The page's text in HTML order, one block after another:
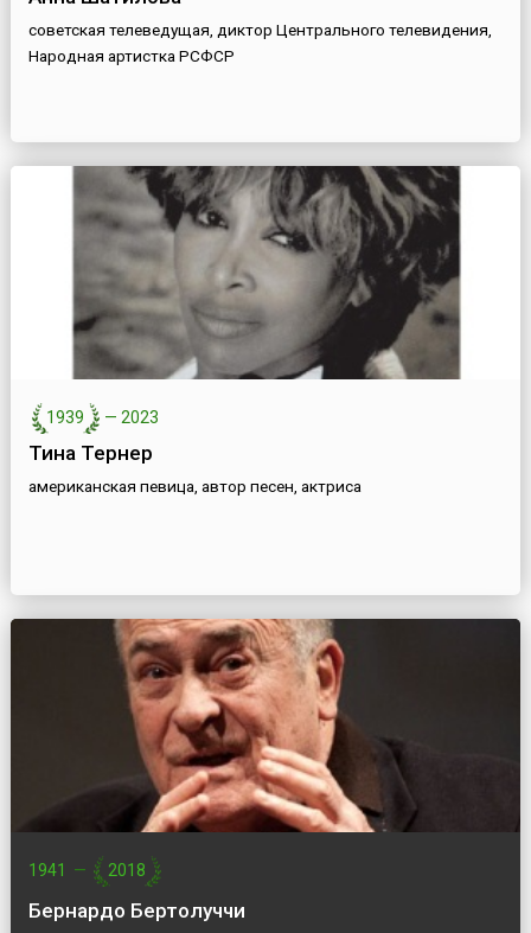
советская телеведущая, диктор Центрального телевидения,
Народная артистка РСФСР
1939 — 2023
Тина Тернер
американская певица, автор песен, актриса
1941 — 2018
Бернардо Бертолуччи